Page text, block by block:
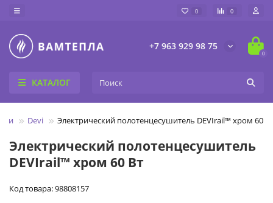
0 0
+7 963 929 98 75
0
КАТАЛОГ
Devi Электрический полотенцесушитель DEVIrail™ хром 60 Вт
Электрический полотенцесушитель
DEVIrail™ хром 60 Вт
Код товара: 98808157